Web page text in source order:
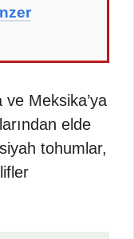
Meksika’ya
elde
tohumlar,